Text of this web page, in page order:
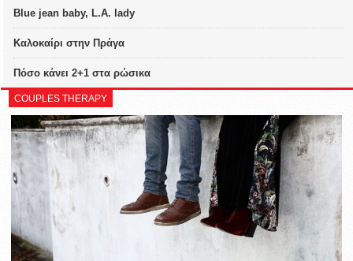
Blue jean baby, L.A. lady
Καλοκαίρι στην Πράγα
Πόσο κάνει 2+1 στα ρώσικα
COUPLES THERAPY